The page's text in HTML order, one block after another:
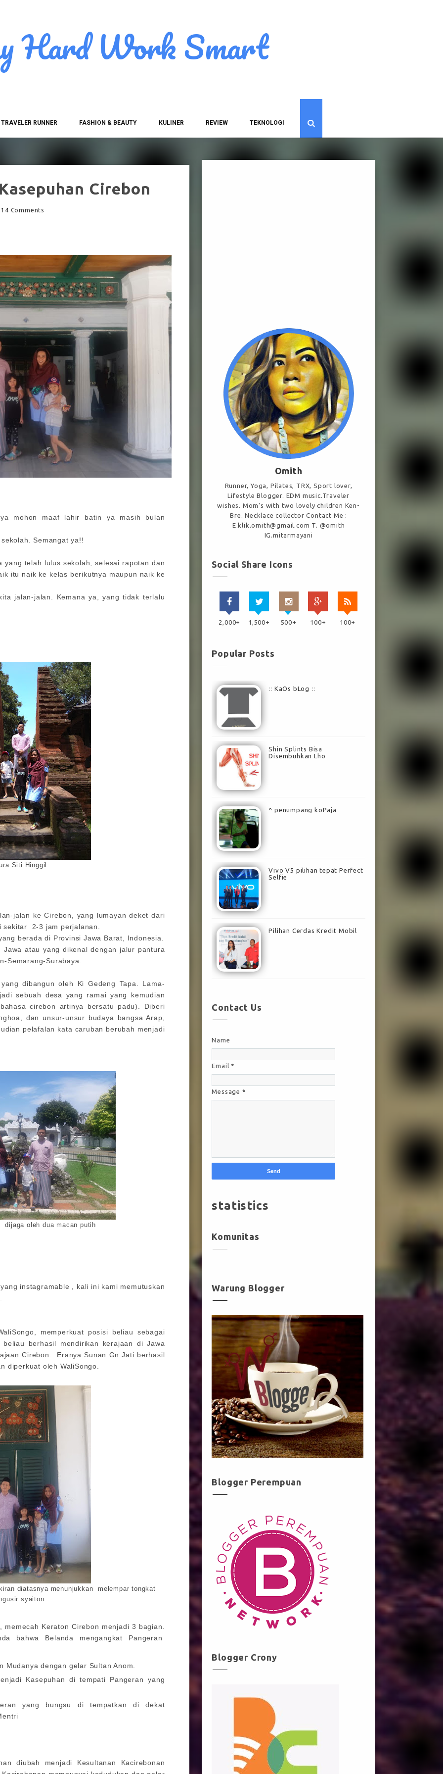
Hard Work Smart
TRAVELER RUNNER FASHION & BEAUTY KULINER REVIEW TEKNOLOGI
Cirebon
14 Comments
mohon maaf lahir batin ya masih bulan
Semangat ya!!
yang telah lulus sekolah, selesai rapotan dan
itu naik ke kelas berikutnya maupun naik ke
jalan-jalan. Kemana ya, yang tidak terlalu
Siti Hinggil
jalan ke Cirebon, yang lumayan deket dari
sekitar 2-3 jam perjalanan.
berada di Provinsi Jawa Barat, Indonesia.
atau yang dikenal dengan jalur pantura
Semarang-Surabaya.
dibangun oleh Ki Gedeng Tapa. Lama-
sebuah desa yang ramai yang kemudian
cirebon artinya bersatu padu). Diberi
dan unsur-unsur budaya bangsa Arap,
pelafalan kata caruban berubah menjadi
dijaga oleh dua macan putih
instagramable , kali ini kami memutuskan
memperkuat posisi beliau sebagai
berhasil mendirikan kerajaan di Jawa
Cirebon. Eranya Sunan Gn Jati berhasil
diperkuat oleh WaliSongo.
diatasnya menunjukkan melempar tongkat
syaiton
Keraton Cirebon menjadi 3 bagian.
bahwa Belanda mengangkat Pangeran
Mudanya dengan gelar Sultan Anom.
Kasepuhan di tempati Pangeran yang
yang bungsu di tempatkan di dekat
diubah menjadi Kesultanan Kacirebonan
Omith
Runner, Yoga, Pilates, TRX, Sport lover,
Lifestyle Blogger. EDM music.Traveler
wishes. Mom's with two lovely children Ken-
Bre. Necklace collector Contact Me :
E.klik.omith@gmail.com T. @omith
IG.mitarmayani
Social Share Icons
2,000+ 1,500+ 500+ 100+ 100+
Popular Posts
:: KaOs bLog ::
Shin Splints Bisa
Disembuhkan Lho
^ penumpang koPaja
Vivo V5 pilihan tepat Perfect
Selfie
Pilihan Cerdas Kredit Mobil
Contact Us
Name
Email*
Message *
statistics
Komunitas
Warung Blogger
Blogger Perempuan
Blogger Crony